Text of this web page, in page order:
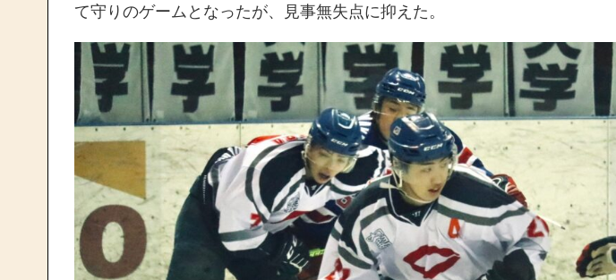
て守りのゲームとなったが、見事無失点に抑えた。